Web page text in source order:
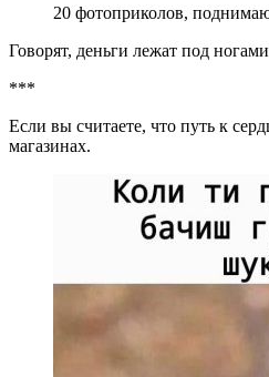
20 фотоприколов,
Говорят, деньги лежат под
***
Если вы считаете, что путь к
магазинах.